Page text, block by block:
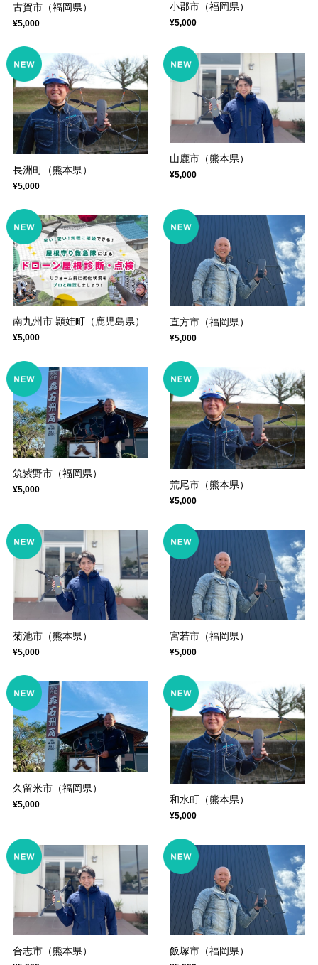
古賀市（福岡県）
¥5,000
小郡市（福岡県）
¥5,000
長洲町（熊本県）
¥5,000
山鹿市（熊本県）
¥5,000
南九州市 頴娃町（鹿児島県）
¥5,000
直方市（福岡県）
¥5,000
筑紫野市（福岡県）
¥5,000 荒尾市（熊本県）
¥5,000
菊池市（熊本県）
¥5,000
宮若市（福岡県）
¥5,000
久留米市（福岡県）
¥5,000 和水町（熊本県）
¥5,000
合志市（熊本県） 飯塚市（福岡県）